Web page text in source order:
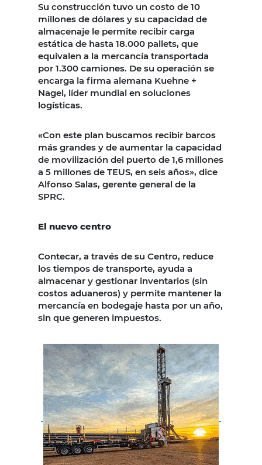
Su construcción tuvo un costo de 10
millones de dólares y su capacidad de
almacenaje le permite recibir carga
estática de hasta 18.000 pallets, que
equivalen a la mercancía transportada
por 1.300 camiones. De su operación se
encarga la firma alemana Kuehne +
Nagel, líder mundial en soluciones
logísticas.
«Con este plan buscamos recibir barcos
más grandes y de aumentar la capacidad
de movilización del puerto de 1,6 millones
a 5 millones de TEUS, en seis años», dice
Alfonso Salas, gerente general de la
SPRC.
El nuevo centro
Contecar, a través de su Centro, reduce
los tiempos de transporte, ayuda a
almacenar y gestionar inventarios (sin
costos aduaneros) y permite mantener la
mercancía en bodegaje hasta por un año,
sin que generen impuestos.